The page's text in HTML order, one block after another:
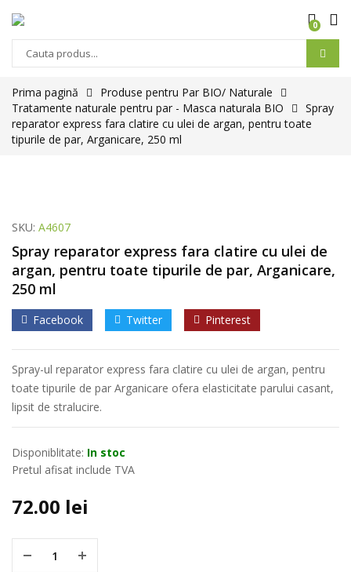
0
Prima pagină
Produse pentru Par BIO/ Naturale
Tratamente naturale pentru par - Masca naturala BIO
Spray
reparator express fara clatire cu ulei de argan, pentru toate
tipurile de par, Arganicare, 250 ml
SKU: A4607
Spray reparator express fara clatire cu ulei de
argan, pentru toate tipurile de par, Arganicare,
250 ml
Facebook Twitter Pinterest
Spray-ul reparator express fara clatire cu ulei de argan, pentru
toate tipurile de par Arganicare ofera elasticitate parului casant,
lipsit de stralucire.
Disponiblitate: In stoc
Pretul afisat include TVA
72.00 lei